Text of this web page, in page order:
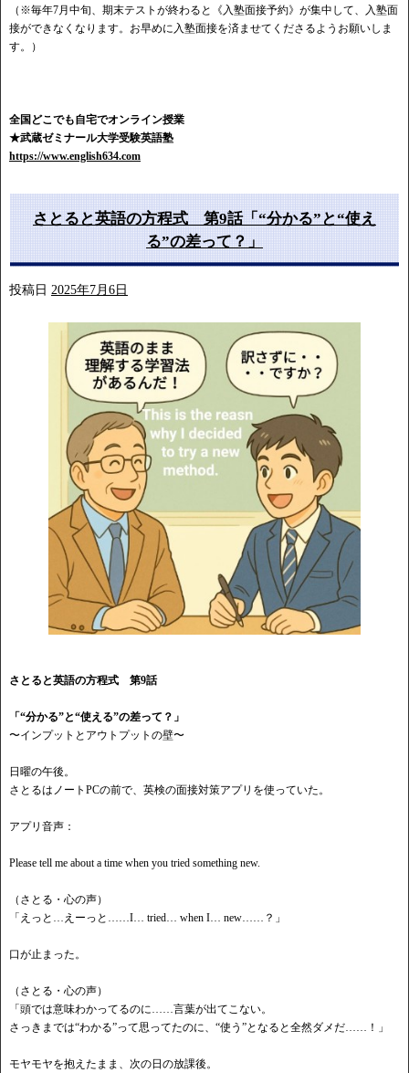
（※毎年7月中旬、期末テストが終わると《入塾面接予約》が集中して、入塾面
接ができなくなります。お早めに入塾面接を済ませてくださるようお願いしま
す。）
全国どこでも自宅でオンライン授業
★武蔵ゼミナール大学受験英語塾
https://www.english634.com
さとると英語の方程式 第9話「“分かる”と“使え
る”の差って？」
投稿日 2025年7月6日
さとると英語の方程式 第9話
「 “分かる”と“使える”の差って？」
〜インプットとアウトプットの壁〜
日曜の午後。
さとるはノート PCの前で、英検の面接対策アプリを使っていた。
アプリ音声：
Please tell me about a time when you tried something new.
（さとる・心の声）
「えっと …えーっと……I… tried… when I… new……？」
口が止まった。
（さとる・心の声）
「頭では意味わかってるのに……言葉が出てこない。
さっきまでは“わかる”って思ってたのに、“使う”となると全然ダメだ……！」
モヤモヤを抱えたまま、次の日の放課後。